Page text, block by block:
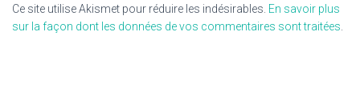
Ce site utilise Akismet pour réduire les indésirables. En savoir plus
sur la façon dont les données de vos commentaires sont traitées